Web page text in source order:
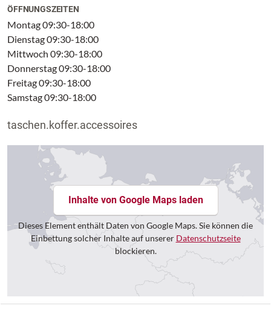
ÖFFNUNGSZEITEN
Montag 09:30-18:00
Dienstag 09:30-18:00
Mittwoch 09:30-18:00
Donnerstag 09:30-18:00
Freitag 09:30-18:00
Samstag 09:30-18:00
taschen.koffer.accessoires
Inhalte von Google Maps laden
Dieses Element enthält Daten von Google Maps. Sie können die
Einbettung solcher Inhalte auf unserer Datenschutzseite
blockieren.